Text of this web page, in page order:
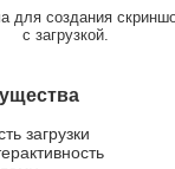
для создания
с загрузкой.
загрузки